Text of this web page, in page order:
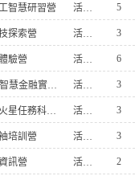
智慧研習營 活動組長 5
探索營 活動組長 3
驗營 活動組長 6
AI商務應用與智慧金融實務營 活動組長 3
微藻碳捕捉與火星任務科學營 活動組長 3
培訓營 活動組長 3
訊營 活動組長 2